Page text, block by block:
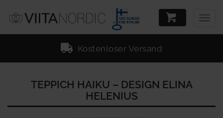
Kostenloser Versand
TEPPICH HAIKU – DESIGN ELINA
HELENIUS